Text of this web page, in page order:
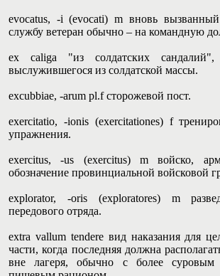
evocatus, -i (evocati) m вновь
службу ветеран обычно – на командную
ex caliga "из солдатских сандалий",
выслужившегося из солдатской массы.
excubbiae, -arum pl.f сторожевой пост.
exercitatio, -ionis (exercitationes) f
упражнения.
exercitus, -us (exercitus) m войско,
обозначение провинциальной войсковой
explorator, -oris (exploratores) m
передового отряда.
extra vallum tendere вид наказания для
части, когда последняя должна
вне лагеря, обычно с более